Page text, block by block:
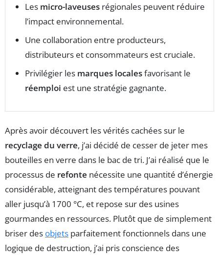
Les micro-laveuses régionales peuvent réduire
l’impact environnemental.
Une collaboration entre producteurs,
distributeurs et consommateurs est cruciale.
Privilégier les marques localesfavorisant le
réemploi est une stratégie gagnante.
Après avoir découvert les vérités cachées sur le
recyclage du verre, j’ai décidé de cesser de jeter mes
bouteilles en verre dans le bac de tri. J’ai réalisé que le
processus de refonte nécessite une quantité d’énergie
considérable, atteignant des températures pouvant
aller jusqu’à 1700 °C, et repose sur des usines
gourmandes en ressources. Plutôt que de simplement
briser des objets parfaitement fonctionnels dans une
logique de destruction, j’ai pris conscience des